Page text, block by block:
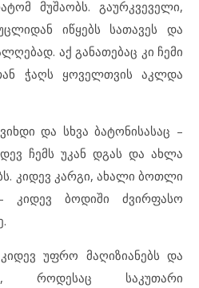
მუშაობს. გაურკვეველი,
იწყებს სათავეს და
აქ განათებაც კი ჩემი
ჭაღს ყოველთვის აკლდა
და სხვა ბატონისასაც –
ჩემს უკან დგას და ახლა
კიდევ კარგი, ახალი ბოთლი
კიდევ ბოდიში ძვირფასო
უფრო მაღიზიანებს და
როდესაც საკუთარი